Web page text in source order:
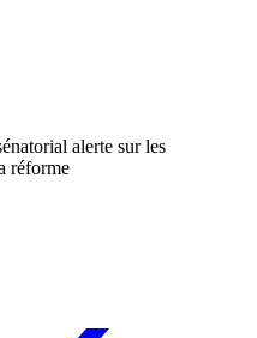
alerte sur les
réforme